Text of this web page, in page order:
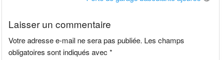
Laisser un commentaire
Votre adresse e-mail ne sera pas publiée. Les champs
obligatoires sont indiqués avec*